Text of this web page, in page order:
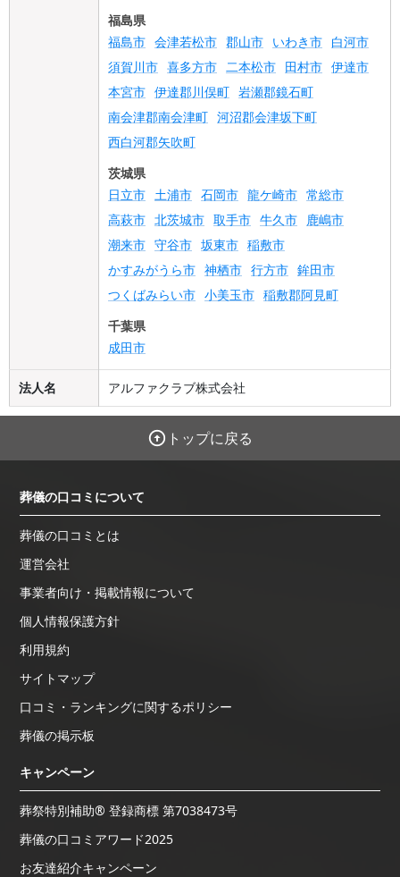
福島県
福島市 会津若松市 郡山市 いわき市 白河市
須賀川市 喜多方市 二本松市 田村市 伊達市
本宮市 伊達郡川俣町 岩瀬郡鏡石町
南会津郡南会津町 河沼郡会津坂下町
西白河郡矢吹町
茨城県
日立市 土浦市 石岡市 龍ケ崎市 常総市
高萩市 北茨城市 取手市 牛久市
鹿嶋市
潮来市 守谷市 坂東市 稲敷市
かすみがうら市 神栖市 行方市 鉾田市
つくばみらい市 小美玉市 稲敷郡阿見町
千葉県
成田市
法人名 アルファクラブ株式会社
トップに戻る
葬儀の口コミについて
葬儀の口コミとは
運営会社
事業者向け・掲載情報について
個人情報保護方針
利用規約
サイトマップ
口コミ・ランキングに関するポリシー
葬儀の掲示板
キャンペーン
葬祭特別補助® 登録商標 第7038473号
葬儀の口コミアワード2025
お友達紹介キャンペーン